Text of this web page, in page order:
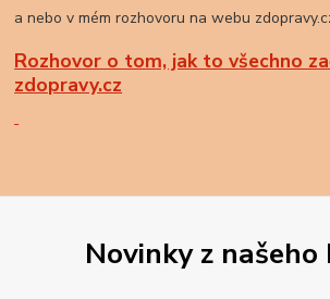
a nebo v mém rozhovoru na webu
Rozhovor o tom, jak to všechno
zdopravy.cz
Novinky z našeho